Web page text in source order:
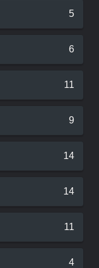
5
6
11
9
14
14
11
4